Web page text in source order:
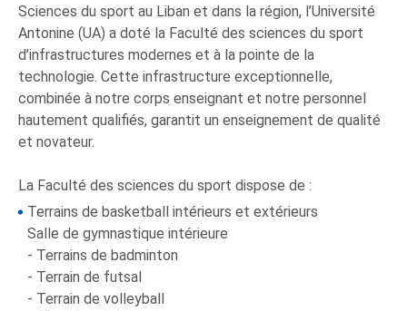
Sciences du sport au Liban et dans la région, l’Université
Antonine (UA) a doté la Faculté des sciences du sport
d’infrastructures modernes et à la pointe de la
technologie. Cette infrastructure exceptionnelle,
combinée à notre corps enseignant et notre personnel
hautement qualifiés, garantit un enseignement de qualité
et novateur.
La Faculté des sciences du sport dispose de :
Terrains de basketball intérieurs et extérieurs
Salle de gymnastique intérieure
- Terrains de badminton
- Terrain de futsal
- Terrain de volleyball